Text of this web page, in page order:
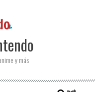
y más